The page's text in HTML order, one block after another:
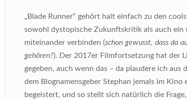
„Blade Runner“ gehört halt einfach zu den
sowohl dystopische Zukunftskritik als auch ein
miteinander verbinden (schon gewusst, dass da
gehören?). Der 2017er Filmfortsetzung hat der
gegeben, auch wenn das – da plaudere ich aus
dem Blognamensgeber Stephan jemals im
begeistert, und so stellt sich natürlich die